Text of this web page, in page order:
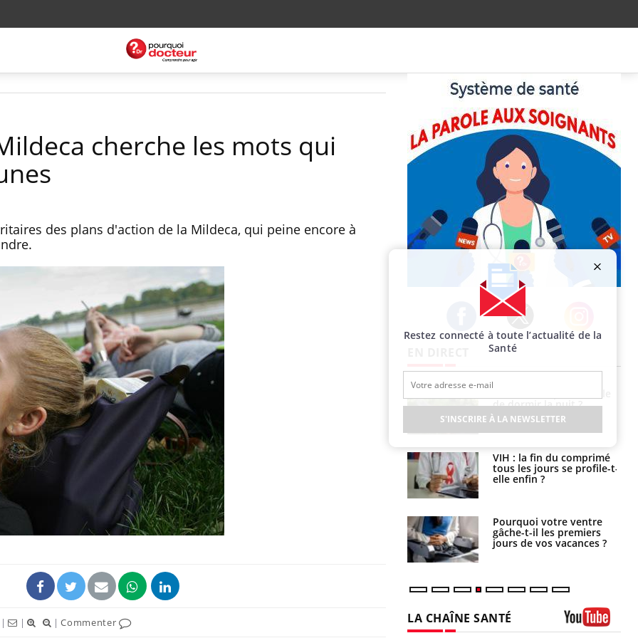
cherche les mots qui
des plans d'action de la Mildeca, qui peine encore à
| | |Commenter
Facebook Twitter Instagram
Chikungunya, dengue,
West Nile : que se passe-
t-il dans le sud de la
France ?
Les médicaments GLP-1
protègent-ils aussi les os
Cytomégalovirus : ce qui
change dans la prise en
de dormir la nuit ?
VIH : la fin du comprimé
tous les jours se profile-t-
elle enfin ?
Pourquoi votre ventre
gâche-t-il les premiers
jours de vos vacances ?
pourquoi le risque de
noyade grimpe-t-il ?
Le Viagra pourrait-il
freiner la propagation du
cancer ?
Pourquoi manger moins
de protéines pourrait
finalement être bénéfique
LA CHAÎNE SANTÉ
Restez connecté à toute l’actualité de la
Santé
S'INSCRIRE À LA NEWSLETTER